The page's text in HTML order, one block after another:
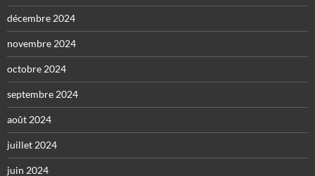
décembre 2024
novembre 2024
octobre 2024
septembre 2024
août 2024
juillet 2024
juin 2024